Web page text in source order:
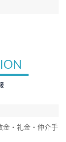
・礼金・仲介手